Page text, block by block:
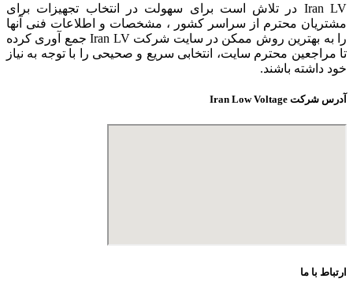
Iran LV در تلاش است برای سهولت در انتخاب تجهیزات برای
مشتریان محترم از سراسر کشور ، مشخصات و اطلاعات فنی آنها
را به بهترین روش ممکن در سایت شرکت Iran LV جمع آوری کرده
تا مراجعین محترم سایت، انتخابی سریع و صحیحی را با توجه به نیاز
خود داشته باشند.
آدرس شرکت Iran Low Voltage
ارتباط با ما